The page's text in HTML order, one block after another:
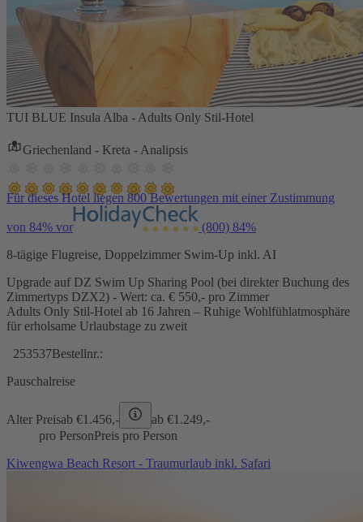
TUI BLUE Insula Alba - Adults Only Stil-Hotel
Griechenland - Kreta - Analipsis
Für dieses Hotel liegen 800 Bewertungen mit einer Zustimmung
von 84% vor (800) 84%
8-tägige Flugreise, Doppelzimmer Swim-Up inkl. AI
Upgrade auf DZ Swim Up Sharing Pool (bei direkter Buchung des
Zimmertyps DZX2) - Wert: ca. € 550,- pro Zimmer
Adults Only Stil-Hotel ab 16 Jahren – Ruhige Wohlfühlatmosphäre
für erholsame Urlaubstage zu zweit
253537Bestellnr.:
Pauschalreise
Alter Preisab €1.456,- ab €1.249,-
pro PersonPreis pro Person
Kiwengwa Beach Resort - Traumurlaub inkl. Safari